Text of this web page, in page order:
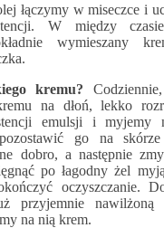
łączymy w miseczce i
W między
wymieszany
kremu?
na dłoń, lekko
emulsji i myjemy
go na
dobro, a następnie
po łagodny żel
oczyszczanie.
przyjemnie nawilżoną
na nią krem.